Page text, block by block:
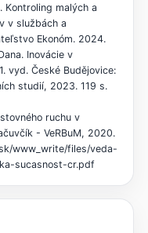
Kontroling malých a
v službách a
Ekonóm. 2024.
Inovácie v
vyd. České Budějovice:
studií, 2023. 119 s.
ruchu v
- VeRBuM, 2020.
www_write/files/veda-
sucasnost-cr.pdf